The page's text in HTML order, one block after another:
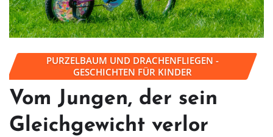
PURZELBAUM UND DRACHENFLIEGEN -
GESCHICHTEN FÜR KINDER
Vom Jungen, der sein
Gleichgewicht verlor